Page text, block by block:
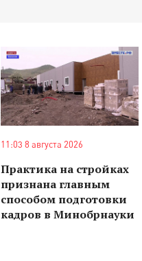
11:03 8 августа 2026
Практика на стройках
признана главным
способом подготовки
кадров в Минобрнауки